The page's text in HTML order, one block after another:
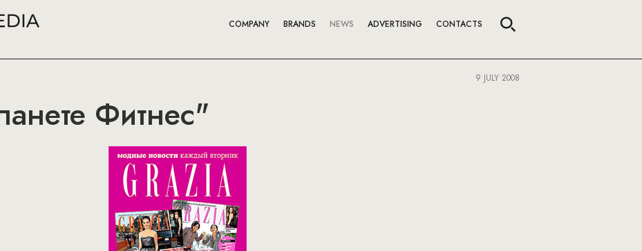
COMPANY BRANDS NEWS ADVERTISING CONTACTS
9 JULY 2008
Фитнес"